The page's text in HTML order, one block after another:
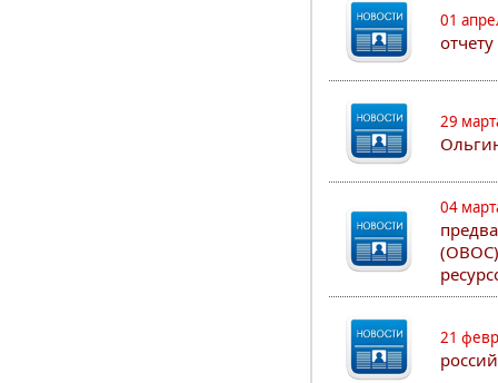
01
29
04
21